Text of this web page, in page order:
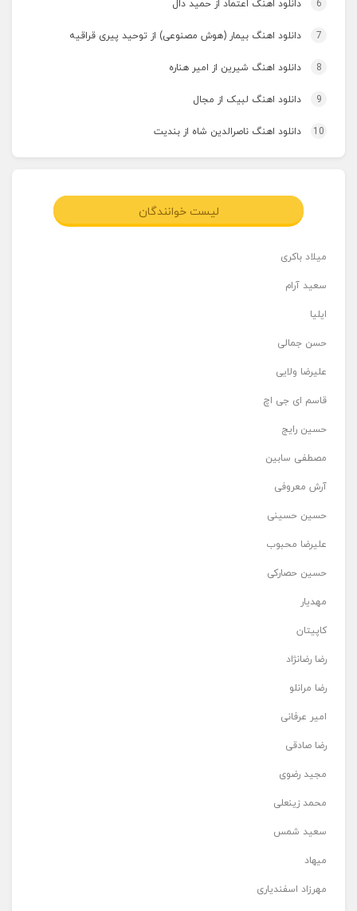
6 دانلود اهنگ اعتماد از حمید دال
7 دانلود اهنگ بیمار (هوش مصنوعی) از توحید پیری قراقیه
8 دانلود اهنگ شیرین از امیر هناره
9 دانلود اهنگ لبیک از مجال
10 دانلود اهنگ ناصرالدین شاه از بندیت
لیست خوانندگان
میلاد باکری
سعید آرام
ایلیا
حسن جمالی
علیرضا ولایی
قاسم ای جی اچ
حسین رایج
مصطفی سابین
آرش معروفی
حسین حسینی
علیرضا محبوب
حسین حصارکی
مهدیار
کاپیتان
رضا رضانژاد
رضا مرانلو
امیر عرفانی
رضا صادقی
مجید رضوی
محمد زینعلی
سعید شمس
میهاد
مهرزاد اسفندیاری